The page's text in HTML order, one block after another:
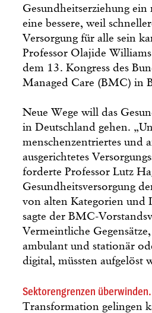
Gesundheitserziehung ein
eine bessere, weil
Versorgung für alle sein
Professor Olajide
dem 13. Kongress des
Managed Care (BMC) in
Neue Wege will das
in Deutschland gehen.
menschenzentriertes und
ausgerichtetes
forderte Professor Lutz
Gesundheitsversorgung
von alten Kategorien und
sagte der BMC-
Vermeintliche
ambulant und stationär
digital, müssten aufgelöst
Sektorengrenzen überwinden.
Transformation gelingen